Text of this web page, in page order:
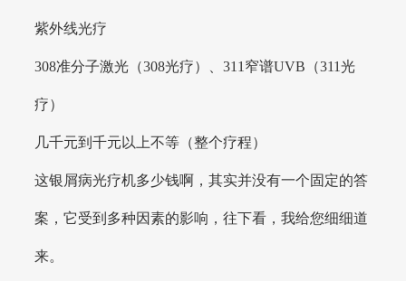
紫外线光疗
308准分子激光（308光疗）、311窄谱UVB（311光
疗）
几千元到千元以上不等（整个疗程）
这银屑病光疗机多少钱啊，其实并没有一个固定的答
案，它受到多种因素的影响，往下看，我给您细细道
来。